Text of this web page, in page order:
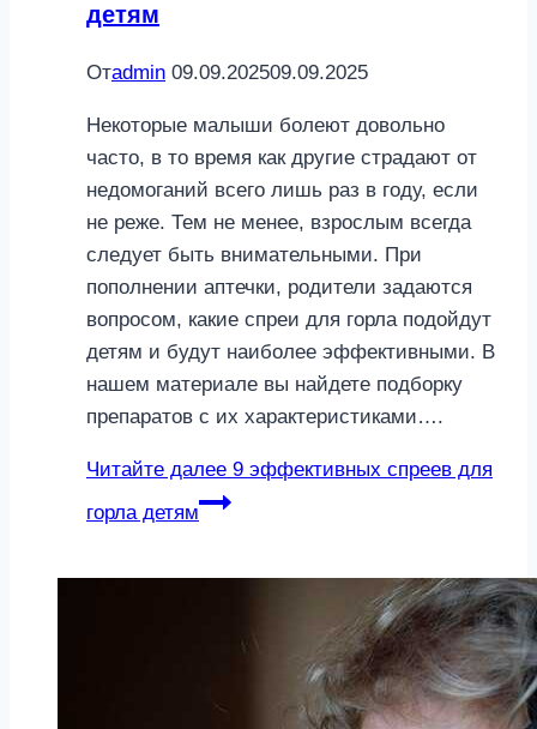
детям
Отadmin 09.09.202509.09.2025
Некоторые малыши болеют довольно
часто, в то время как другие страдают от
недомоганий всего лишь раз в году, если
не реже. Тем не менее, взрослым всегда
следует быть внимательными. При
пополнении аптечки, родители задаются
вопросом, какие спреи для горла подойдут
детям и будут наиболее эффективными. В
нашем материале вы найдете подборку
препаратов с их характеристиками….
Читайте далее 9 эффективных спреев для
горла детям